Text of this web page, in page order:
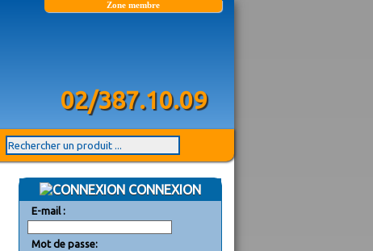
Zone membre
02/387.10.09
CONNEXION
E-mail :
Mot de passe: